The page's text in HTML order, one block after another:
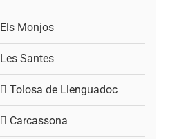
Els Monjos
Les Santes
Tolosa de Llenguadoc
Carcassona